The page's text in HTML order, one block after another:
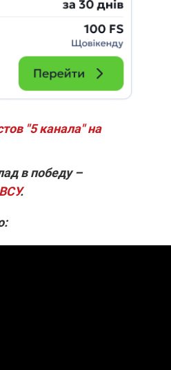
"5 канала" на
в победу –
.